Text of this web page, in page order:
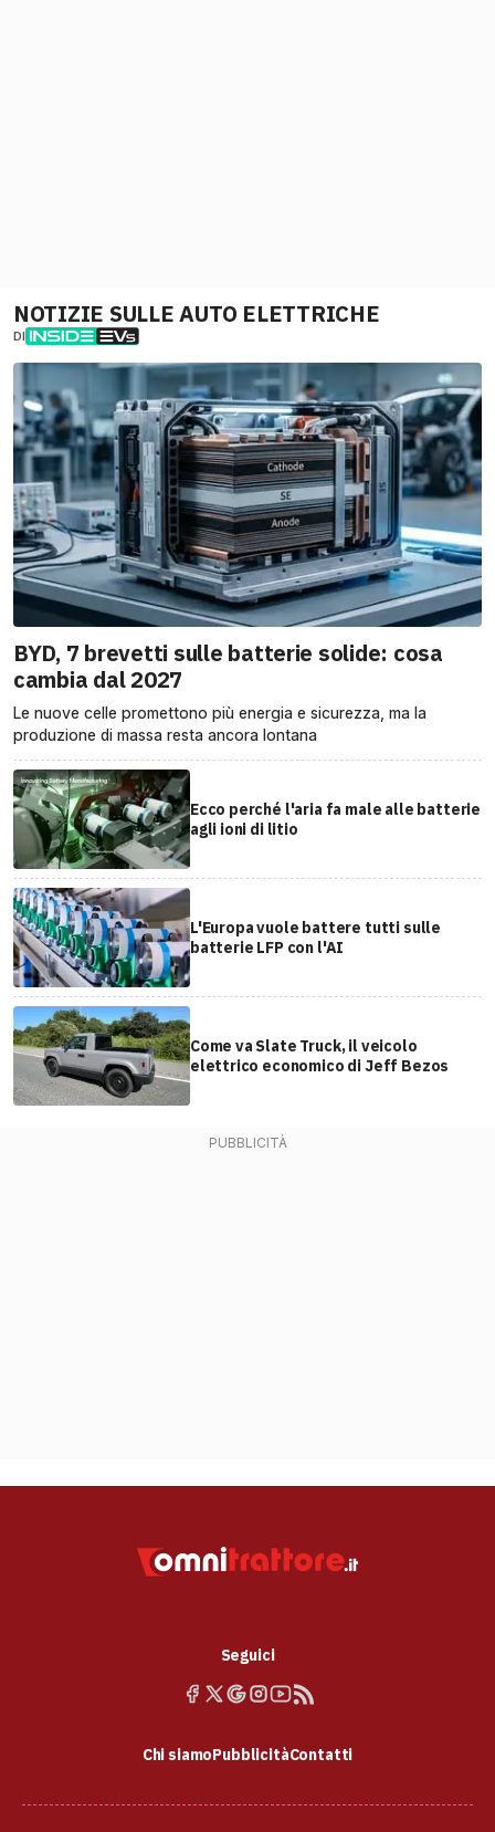
NOTIZIE SULLE AUTO ELETTRICHE
DI
BYD, 7 brevetti sulle batterie solide: cosa
cambia dal 2027
Le nuove celle promettono più energia e sicurezza, ma la
produzione di massa resta ancora lontana
Ecco perché l'aria fa male alle batterie
agli ioni di litio
L'Europa vuole battere tutti sulle
batterie LFP con l'AI
Come va Slate Truck, il veicolo
elettrico economico di Jeff Bezos
Seguici
Chi siamoPubblicitàContatti